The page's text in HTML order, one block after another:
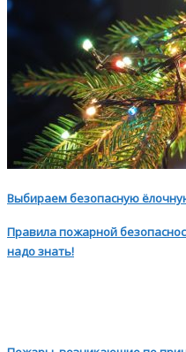
Выбираем безопасную
Правила пожарной
надо знать!